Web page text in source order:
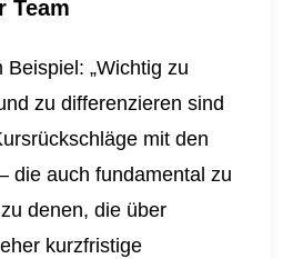
Team
„Wichtig zu
zu differenzieren sind
mit den
die auch fundamental zu
denen, die über
kurzfristige